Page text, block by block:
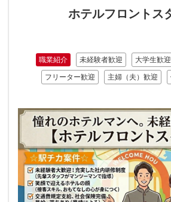
ホテルフロントス
職業紹介 未経験者歓迎 大学生歓迎
フリーター歓迎 主婦（夫）歓迎